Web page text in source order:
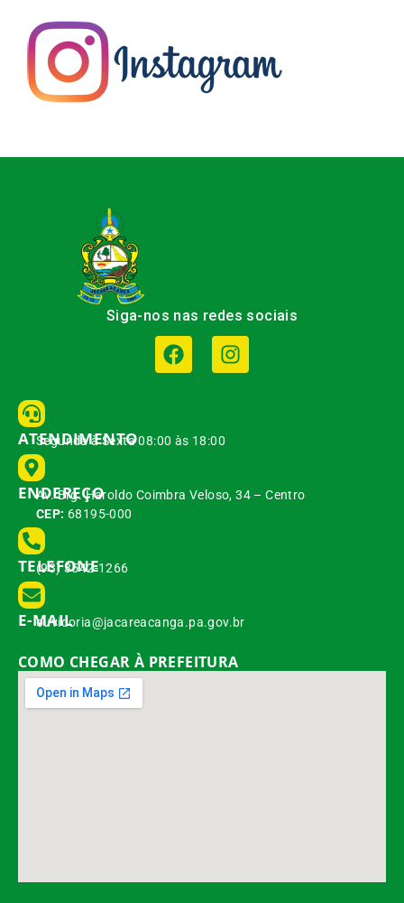
Siga-nos nas redes sociais
ATENDIMENTO
Segunda à Sexta 08:00 às 18:00
ENDEREÇO
Av. Brg. Haroldo Coimbra Veloso, 34 – Centro
CEP: 68195-000
TELEFONE
(93) 3542-1266
E-MAIL
ouvidoria@jacareacanga.pa.gov.br
COMO CHEGAR À PREFEITURA